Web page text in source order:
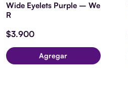
Wide Eyelets Purple – We
R
$3.900
Agregar